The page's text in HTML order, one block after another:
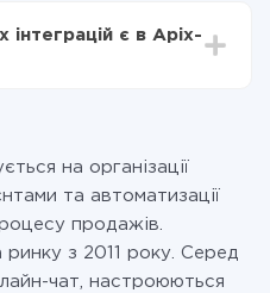
даних, які за фактом
системи в іншу через
про
інтеграцій є в Apix-
на організації
та автоматизації
продажів.
з 2011 року. Серед
чат, настроюються